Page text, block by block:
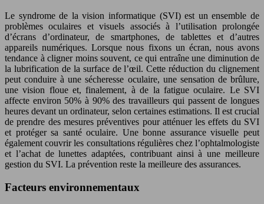
Le syndrome de la vision informatique (SVI) est un ensemble de
problèmes oculaires et visuels associés à l’utilisation prolongée
d’écrans d’ordinateur, de smartphones, de tablettes et d’autres
appareils numériques. Lorsque nous fixons un écran, nous avons
tendance à cligner moins souvent, ce qui entraîne une diminution de
la lubrification de la surface de l’œil. Cette réduction du clignement
peut conduire à une sécheresse oculaire, une sensation de brûlure,
une vision floue et, finalement, à de la fatigue oculaire. Le SVI
affecte environ 50% à 90% des travailleurs qui passent de longues
heures devant un ordinateur, selon certaines estimations. Il est crucial
de prendre des mesures préventives pour atténuer les effets du SVI
et protéger sa santé oculaire. Une bonne assurance visuelle peut
également couvrir les consultations régulières chez l’ophtalmologiste
et l’achat de lunettes adaptées, contribuant ainsi à une meilleure
gestion du SVI. La prévention reste la meilleure des assurances.
Facteurs environnementaux